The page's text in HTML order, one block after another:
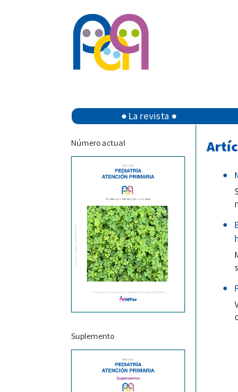
● La revista ●
Número actual
Suplemento